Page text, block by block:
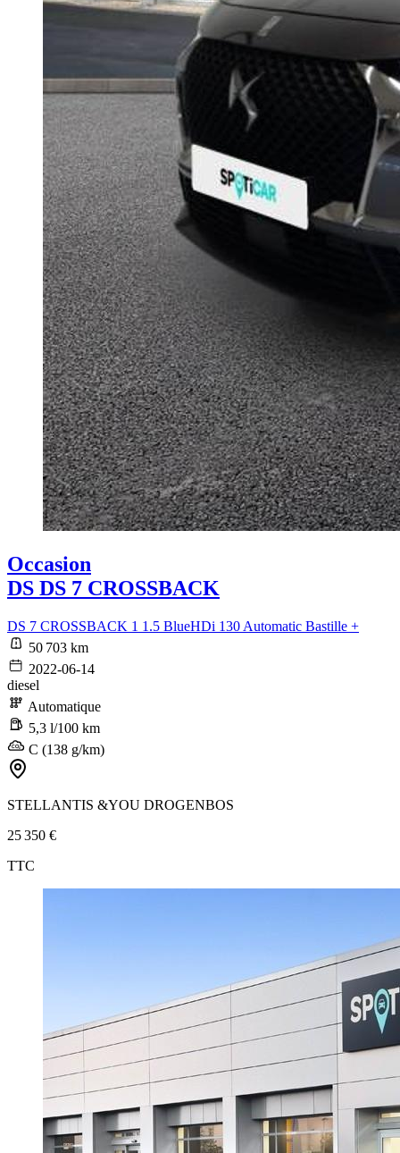
Occasion
DS DS 7 CROSSBACK
DS 7 CROSSBACK 1 1.5 BlueHDi 130 Automatic Bastille +
50 703 km
2022-06-14
diesel
Automatique
5,3 l/100 km
C (138 g/km)
STELLANTIS &YOU DROGENBOS
25 350 €
TTC